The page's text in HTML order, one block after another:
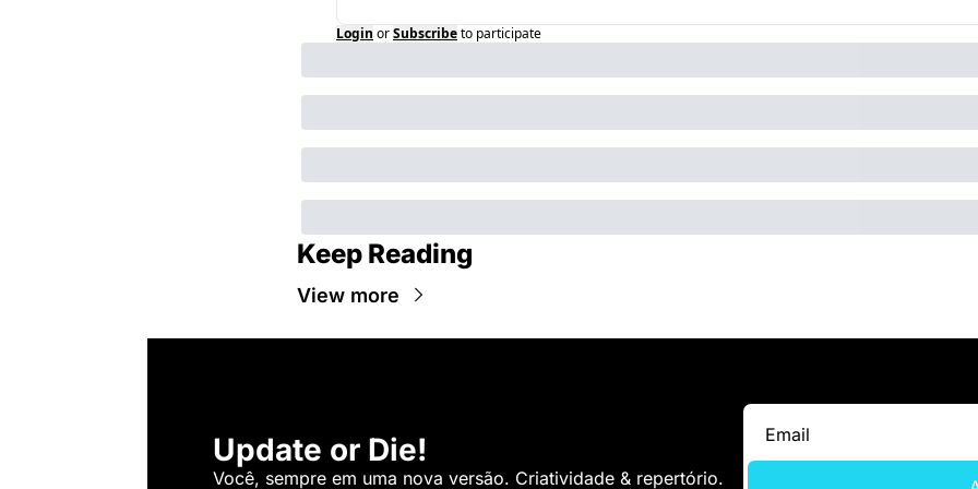
Login orSubscribeto participate
Keep Reading
View more
Update or Die!
Você, sempre em uma nova versão. Criatividade & repertório.